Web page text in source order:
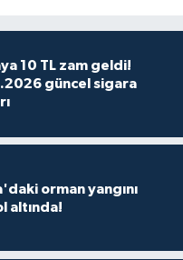
10 TL zam geldi!
güncel sigara
orman yangını
altında!